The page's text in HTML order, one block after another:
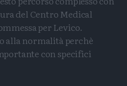
del Centro Medical
per Levico.
alla normalità perchè
con specifici